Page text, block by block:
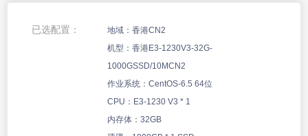
128G-1000G
NVME/100MCN2
已选配置： 地域： 香港CN2
机型： 香港E3-1230V3-32G-
1000GSSD/10MCN2
作业系统： CentOS-6.5 64位
CPU： E3-1230 V3 * 1
内存体： 32GB